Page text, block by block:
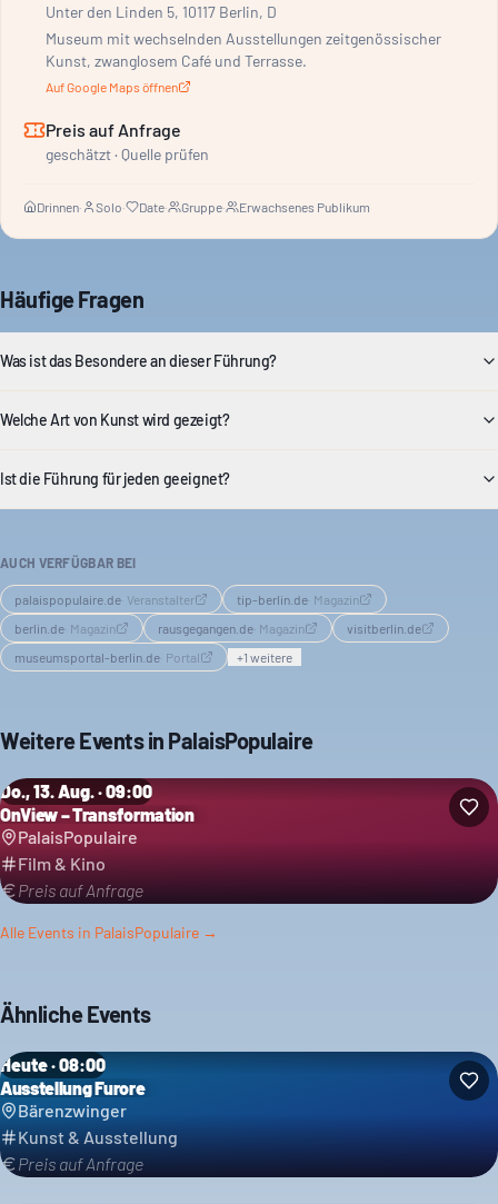
Unter den Linden 5, 10117 Berlin, D
Museum mit wechselnden Ausstellungen zeitgenössischer
Kunst, zwanglosem Café und Terrasse.
Auf Google Maps öffnen
Preis auf Anfrage
geschätzt · Quelle prüfen
Drinnen· Solo· Date· Gruppe· Erwachsenes Publikum
Häufige Fragen
Was ist das Besondere an dieser Führung?
Welche Art von Kunst wird gezeigt?
Ist die Führung für jeden geeignet?
AUCH VERFÜGBAR BEI
palaispopulaire.de· Veranstalter tip-berlin.de· Magazin
berlin.de· Magazin rausgegangen.de· Magazin
visitberlin.de
museumsportal-berlin.de· Portal +1 weitere
Weitere Events in PalaisPopulaire
Do., 13. Aug. · 09:00
OnView – Transformation
PalaisPopulaire
Film & Kino
Preis auf Anfrage
Alle Events in PalaisPopulaire →
Ähnliche Events
Heute · 08:00
Ausstellung Furore
Bärenzwinger
Kunst & Ausstellung
Preis auf Anfrage